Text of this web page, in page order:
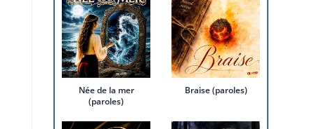
Née de la mer
(paroles)
Braise (paroles)